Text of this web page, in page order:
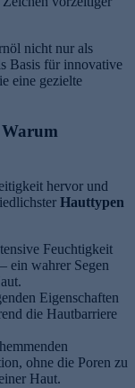
nicht nur als
Basis für innovative
eine gezielte
hervor und
Hauttypen
Feuchtigkeit
ein wahrer Segen
Eigenschaften
die Hautbarriere
ohne die Poren zu
Haut.